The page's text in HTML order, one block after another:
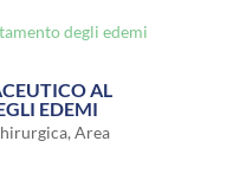
AL
EDEMI
, Area